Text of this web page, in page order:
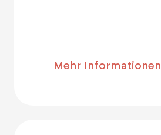
Mehr Informationen